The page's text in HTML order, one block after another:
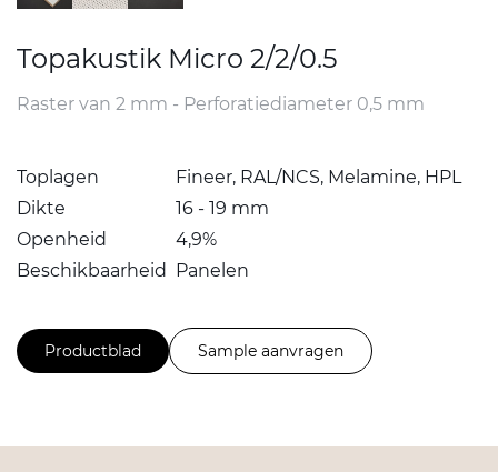
Topakustik Micro 2/2/0.5
Raster van 2 mm - Perforatiediameter 0,5 mm
Toplagen
Fineer, RAL/NCS, Melamine, HPL
Dikte
16 - 19 mm
Openheid
4,9%
Beschikbaarheid Panelen
Productblad Sample aanvragen